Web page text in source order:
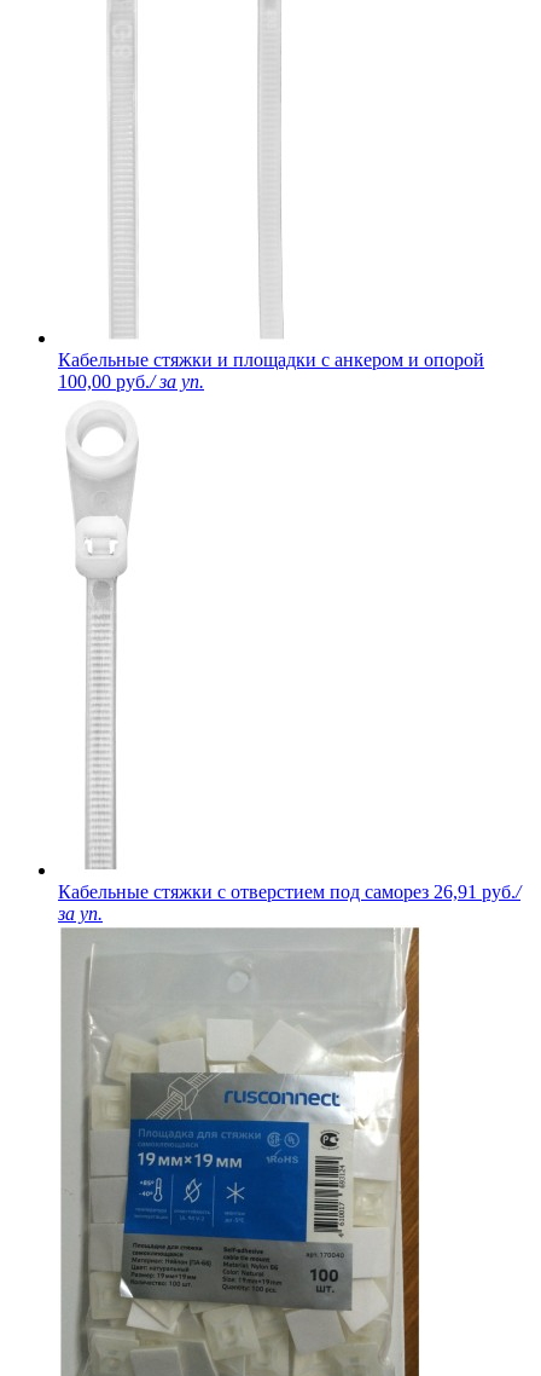
Кабельные стяжки и площадки с анкером и опорой
100,00 руб./ за уп.
Кабельные стяжки с отверстием под саморез 26,91 руб./
за уп.